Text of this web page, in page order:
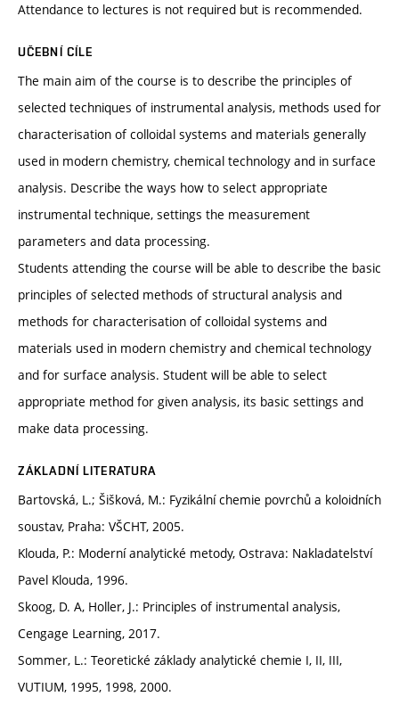
Attendance to lectures is not required but is recommended.
UČEBNÍ CÍLE
The main aim of the course is to describe the principles of
selected techniques of instrumental analysis, methods used for
characterisation of colloidal systems and materials generally
used in modern chemistry, chemical technology and in surface
analysis. Describe the ways how to select appropriate
instrumental technique, settings the measurement
parameters and data processing.
Students attending the course will be able to describe the basic
principles of selected methods of structural analysis and
methods for characterisation of colloidal systems and
materials used in modern chemistry and chemical technology
and for surface analysis. Student will be able to select
appropriate method for given analysis, its basic settings and
make data processing.
ZÁKLADNÍ LITERATURA
Bartovská, L.; Šišková, M.: Fyzikální chemie povrchů a koloidních
soustav, Praha: VŠCHT, 2005.
Klouda, P.: Moderní analytické metody, Ostrava: Nakladatelství
Pavel Klouda, 1996.
Skoog, D. A, Holler, J.: Principles of instrumental analysis,
Cengage Learning, 2017.
Sommer, L.: Teoretické základy analytické chemie I, II, III,
VUTIUM, 1995, 1998, 2000.